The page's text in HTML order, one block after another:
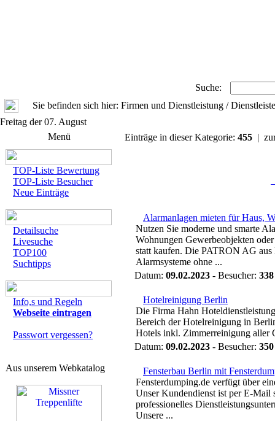
Suche:
Sie befinden sich hier: Firmen und Dienstleistung /
Freitag der 07. August
Menü
TOP-Liste Bewertung
TOP-Liste Besucher
Neue Einträge
Detailsuche
Livesuche
TOP100
Suchtipps
Info,s und Regeln
Webseite eintragen
Passwort vergessen?
Aus unserem Webkatalog
Einträge in dieser Kategorie: 455 |
Alarmanlagen mieten für Haus,
Nutzen Sie moderne und smarte
Wohnungen Gewerbeobjekten
statt kaufen. Die PATRON AG
Alarmsysteme ohne ...
Datum: 09.02.2023 - Besucher: 338
Hotelreinigung Berlin
Die Firma Hahn
Bereich der Hotelreinigung in
Hotels inkl. Zimmerreinigung aller
Datum: 09.02.2023 - Besucher: 350
Fensterbau Berlin mit
Fensterdumping.de verfügt über
Unser Kundendienst ist per E-Mail
professionelles
Unsere ...